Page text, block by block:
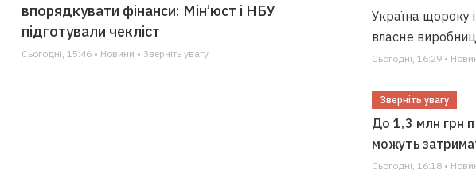
впорядкувати фінанси: Мін’юст і НБУ
підготували чекліст
Сьогодні, 15:46 • Новини • Зверніть увагу
Україна щороку
власне
Сьогодні, 16:29 •
Зверніть увагу
До 1,3 млн грн
можуть
Сьогодні, 16:18 •